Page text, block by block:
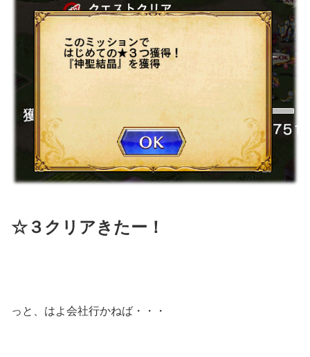
☆３クリアきたー！
っと、はよ会社行かねば・・・